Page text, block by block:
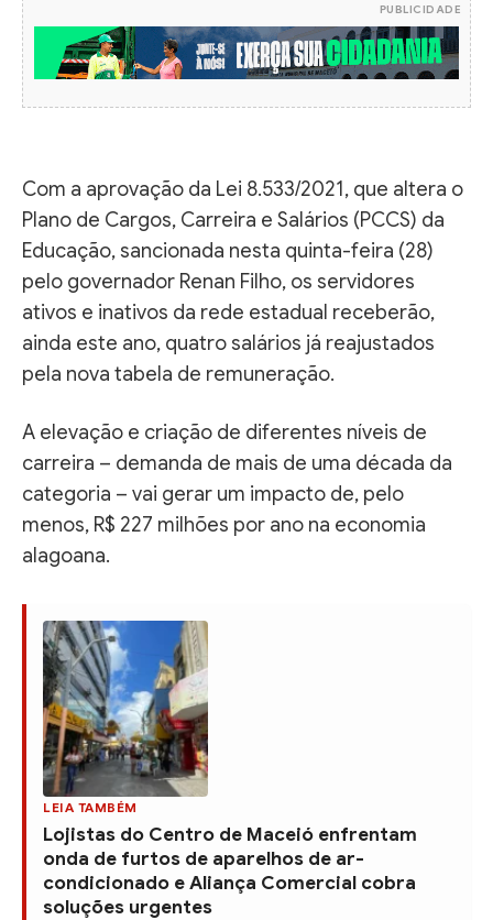
PUBLICIDADE
Com a aprovação da Lei 8.533/2021, que altera o
Plano de Cargos, Carreira e Salários (PCCS) da
Educação, sancionada nesta quinta-feira (28)
pelo governador Renan Filho, os servidores
ativos e inativos da rede estadual receberão,
ainda este ano, quatro salários já reajustados
pela nova tabela de remuneração.
A elevação e criação de diferentes níveis de
carreira – demanda de mais de uma década da
categoria – vai gerar um impacto de, pelo
menos, R$ 227 milhões por ano na economia
alagoana.
LEIA TAMBÉM
Lojistas do Centro de Maceió enfrentam
onda de furtos de aparelhos de ar-
condicionado e Aliança Comercial cobra
soluções urgentes